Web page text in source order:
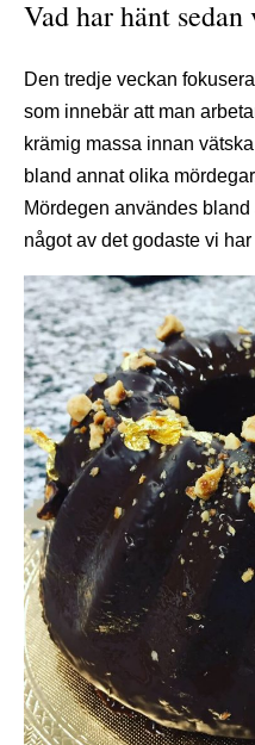
Vad har hänt sedan
Den tredje veckan
som innebär att man
krämig massa innan
bland annat olika
Mördegen användes
något av det godaste vi har